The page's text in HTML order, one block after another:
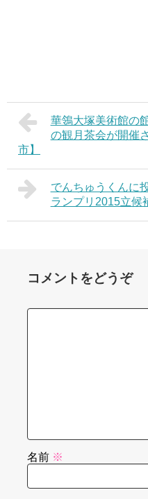
華鴒大塚美術館の
の観月茶会が開催
市】
でんちゅうくんに
ランプリ2015立
コメントをどうぞ
名前 ※